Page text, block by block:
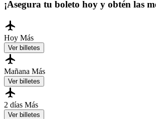
¡Asegura tu boleto hoy y obtén las
Hoy Más
Ver billetes
Mañana Más
Ver billetes
2 días Más
Ver billetes